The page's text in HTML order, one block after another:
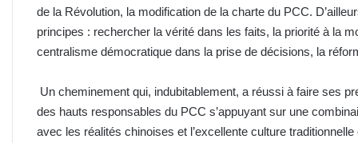
de la Révolution, la modification de la charte du PCC.
principes : rechercher la vérité dans les faits, la priorité à la
centralisme démocratique dans la prise de décisions, la
Un cheminement qui, indubitablement, a réussi à faire ses
des hauts responsables du PCC s’appuyant sur une
avec les réalités chinoises et l’excellente culture